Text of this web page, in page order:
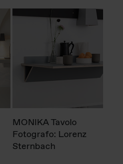
MONIKA Tavolo
Fotografo: Lorenz
Sternbach